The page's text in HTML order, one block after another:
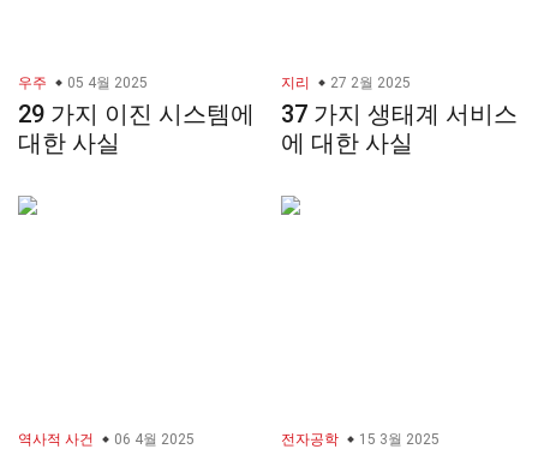
우주 05 4월 2025
29 가지 이진 시스템에
대한 사실
지리 27 2월 2025
37 가지 생태계 서비스
에 대한 사실
역사적 사건 06 4월 2025 전자공학 15 3월 2025